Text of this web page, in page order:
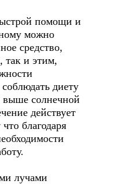
помощи и
можно
средство,
так и этим,
диету
выше солнечной
действует
благодаря
лучами